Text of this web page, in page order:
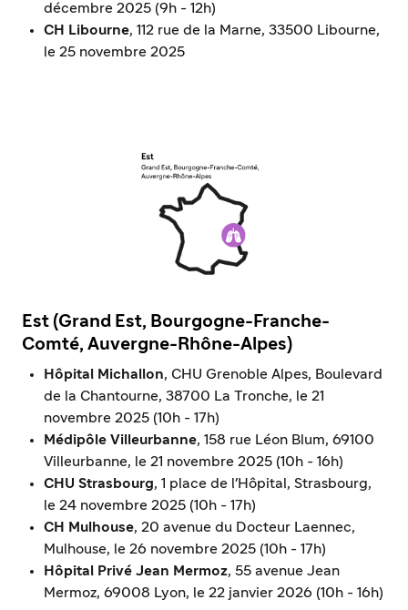
décembre 2025 (9h - 12h)
CH Libourne, 112 rue de la Marne, 33500 Libourne,
le 25 novembre 2025
Est (Grand Est, Bourgogne-Franche-
Comté, Auvergne-Rhône-Alpes)
Hôpital Michallon, CHU Grenoble Alpes, Boulevard
de la Chantourne, 38700 La Tronche, le 21
novembre 2025 (10h - 17h)
Médipôle Villeurbanne, 158 rue Léon Blum, 69100
Villeurbanne, le 21 novembre 2025 (10h - 16h)
CHU Strasbourg, 1 place de l'Hôpital, Strasbourg,
le 24 novembre 2025 (10h - 17h)
CH Mulhouse, 20 avenue du Docteur Laennec,
Mulhouse, le 26 novembre 2025 (10h - 17h)
Hôpital Privé Jean Mermoz, 55 avenue Jean
Mermoz, 69008 Lyon, le 22 janvier 2026 (10h - 16h)